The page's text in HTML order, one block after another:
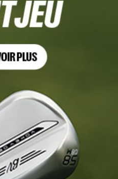
tuer un spectateur